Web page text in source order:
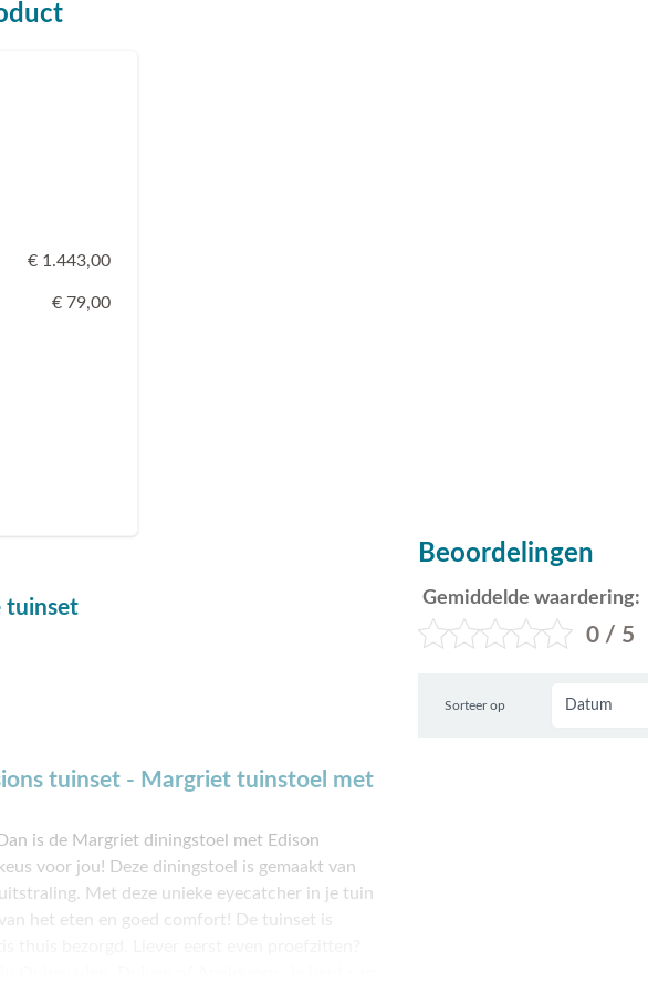
€ 1.443,00
€ 79,00
tuinset
tuinset - Margriet tuinstoel met
is de Margriet diningstoel met Edison
voor jou! Deze diningstoel is gemaakt van
Met deze unieke eyecatcher in je tuin
het eten en goed comfort! De tuinset is
Beoordelingen
Gemiddelde waardering:
0 / 5
Sorteer op